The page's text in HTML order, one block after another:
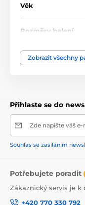
kůži
Prostorná
Věk
Rozměry balení
Rozměry sedáku
Výška opěradla
Výška sedáku
k volantu
Zobrazit všechny
Přihlaste se do
Zde napište váš
Souhlas se zasíláním
Potřebujete poradit
Zákaznický servis je k
+420 770 330 792